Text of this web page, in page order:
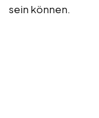
sein können.